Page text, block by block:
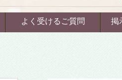
よく受けるご質問 掲